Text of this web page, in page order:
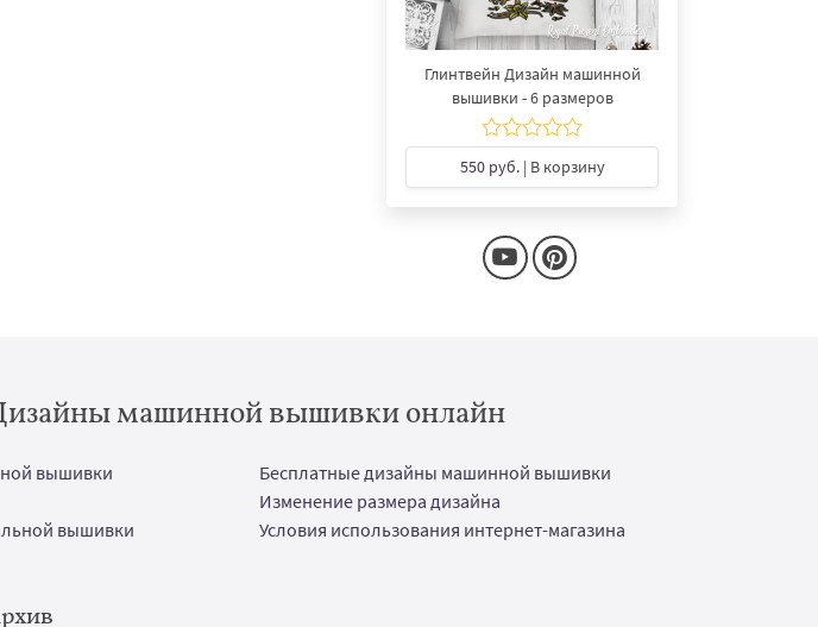
Глинтвейн Дизайн машинной
вышивки - 6 размеров
550 руб.| В корзину
машинной вышивки онлайн
вышивки
Бесплатные дизайны машинной вышивки
Изменение размера дизайна
вышивки Условия использования интернет-магазина